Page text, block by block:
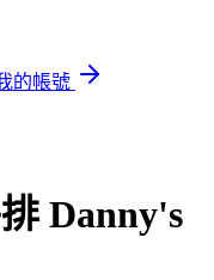
的帳號
Danny's